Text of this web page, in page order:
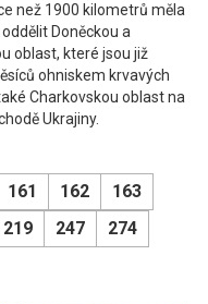
než 1900 kilometrů měla
Doněckou a
oblast, které jsou již
ohniskem krvavých
Charkovskou oblast na
Ukrajiny.
161 162
163
219 247 274